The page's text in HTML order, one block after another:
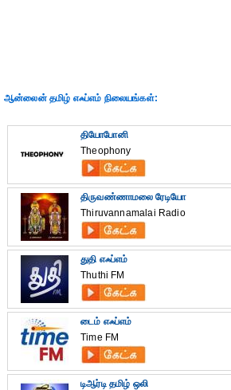
ஆன்லைன் தமிழ் எஃப்எம் நிலையங்கள்:
தியோபோனி
Theophony
திருவண்ணாமலை ரேடியோ
Thiruvannamalai Radio
துதி எஃப்எம்
Thuthi FM
டைம் எஃப்எம்
Time FM
டிஆர்டி தமிழ் ஒலி